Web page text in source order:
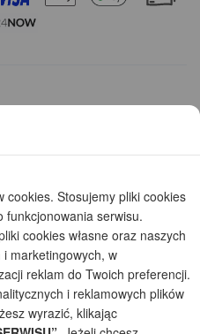
i nowoczesne gotowe
założona w 1990r.
powstawania projektów (zgodnie z
projekty domów mogą
cookies. Stosujemy pliki cookies
funkcjonowania serwisu.
cookies własne oraz naszych
marketingowych, w
reklam do Twoich preferencji.
i reklamowych plików
wyrazić, klikając